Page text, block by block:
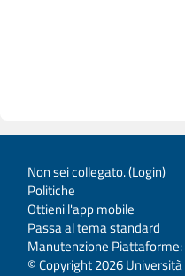
Non sei collegato. (Login)
Politiche
Ottieni l'app mobile
Passa al tema standard
Manutenzione
© Copyright 2026